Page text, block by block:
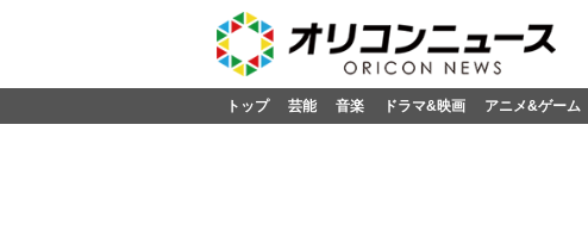
トップ 芸能 音楽 ドラマ&映画 アニメ&ゲーム